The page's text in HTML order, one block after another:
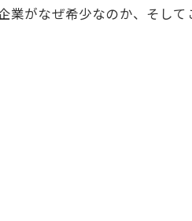
業がなぜ希少なのか、そし